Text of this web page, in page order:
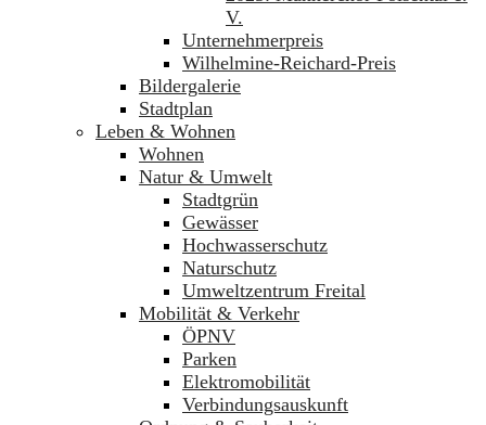
V.
Unternehmerpreis
Wilhelmine-Reichard-Preis
Bildergalerie
Stadtplan
Leben & Wohnen
Wohnen
Natur & Umwelt
Stadtgrün
Gewässer
Hochwasserschutz
Naturschutz
Umweltzentrum Freital
Mobilität & Verkehr
ÖPNV
Parken
Elektromobilität
Verbindungsauskunft